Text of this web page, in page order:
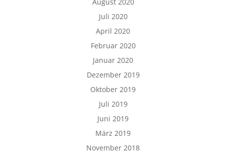
Juli 2020
April 2020
Februar 2020
Januar 2020
Dezember 2019
Oktober 2019
Juli 2019
Juni 2019
März 2019
November 2018